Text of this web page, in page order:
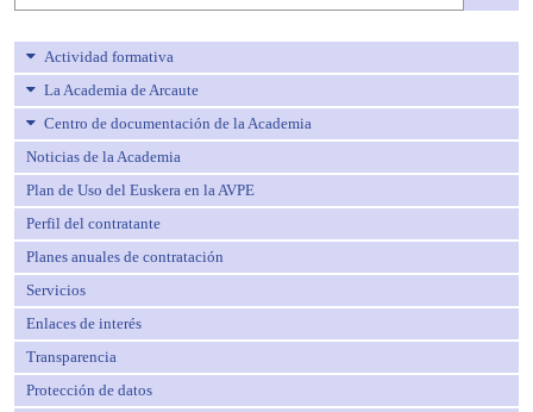
Actividad formativa
La Academia de Arcaute
Centro de documentación de la Academia
Noticias de la Academia
Plan de Uso del Euskera en la AVPE
Perfil del contratante
Planes anuales de contratación
Servicios
Enlaces de interés
Transparencia
Protección de datos